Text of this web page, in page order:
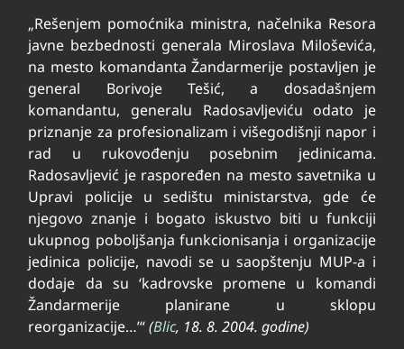
„Rešenjem pomoćnika ministra, načelnika Resora
javne bezbednosti generala Miroslava Miloševića,
na mesto komandanta Žandarmerije postavljen je
general Borivoje Tešić, a dosadašnjem
komandantu, generalu Radosavljeviću odato je
priznanje za profesionalizam i višegodišnji napor i
rad u rukovođenju posebnim jedinicama.
Radosavljević je raspoređen na mesto savetnika u
Upravi policije u sedištu ministarstva, gde će
njegovo znanje i bogato iskustvo biti u funkciji
ukupnog poboljšanja funkcionisanja i organizacije
jedinica policije, navodi se u saopštenju MUP-a i
dodaje da su ‘kadrovske promene u komandi
Žandarmerije planirane u sklopu
reorganizacije…’“(Blic, 18. 8. 2004. godine)